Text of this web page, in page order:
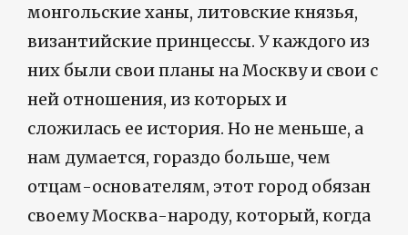
монгольские ханы, литовские князья,
византийские принцессы. У каждого из
них были свои планы на Москву и свои с
ней отношения, из которых и
сложилась ее история. Но не меньше, а
нам думается, гораздо больше, чем
отцам-основателям, этот город обязан
своему Москва-народу, который, когда